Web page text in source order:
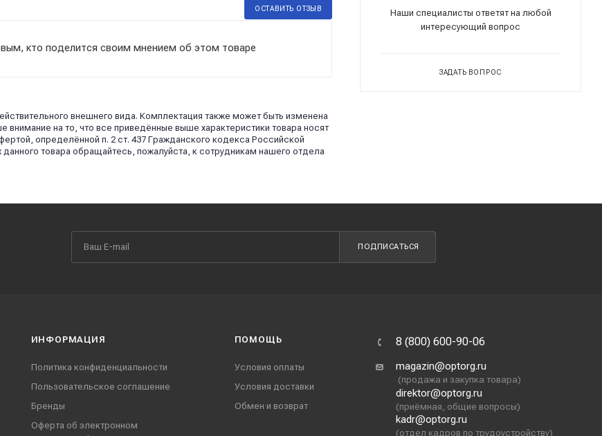
ОСТАВИТЬ ОТЗЫВ
кто поделится своим мнением об этом товаре
внешнего вида. Комплектация также может быть изменена
на то, что все приведённые выше характеристики товара носят
определённой п. 2 ст. 437 Гражданского кодекса Российской
товара обращайтесь, пожалуйста, к сотрудникам нашего отдела
Наши специалисты ответят на любой
интересующий вопрос
ЗАДАТЬ ВОПРОС
ПОДПИСАТЬСЯ
ИНФОРМАЦИЯ
Политика конфиденциальности
Пользовательское соглашение
Бренды
Оферта об электронном
ПОМОЩЬ
Условия оплаты
Условия доставки
Обмен и возврат
8 (800) 600-90-06
magazin@optorg.ru
(продажа и закупка товара)
direktor@optorg.ru
(приёмная, общие вопросы)
kadr@optorg.ru
(отдел кадров по трудоустройству)